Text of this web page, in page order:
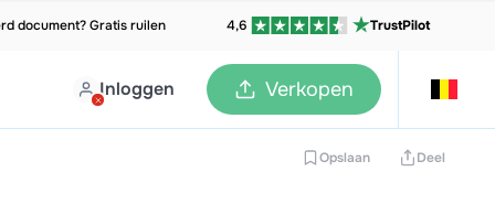
document? Gratis ruilen 4,6 TrustPilot
Inloggen Verkopen
Opslaan Deel